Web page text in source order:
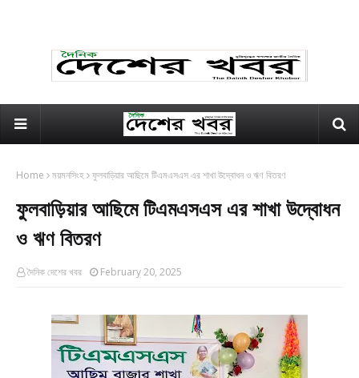
Home ময়মনসিংহ ফুলবাড়িয়ার আছিমে টিএমএসএস এর শাখা উদ্বোধন ও ঋণ বিতরণ
ফুলবাড়িয়ার আছিমে টিএমএসএস এর শাখা উদ্বোধন
ও ঋণ বিতরণ
দৈনিক দেশের খবর February 20, 2025